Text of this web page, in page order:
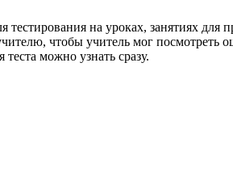
на уроках, занятиях
чтобы учитель мог
можно узнать сразу.